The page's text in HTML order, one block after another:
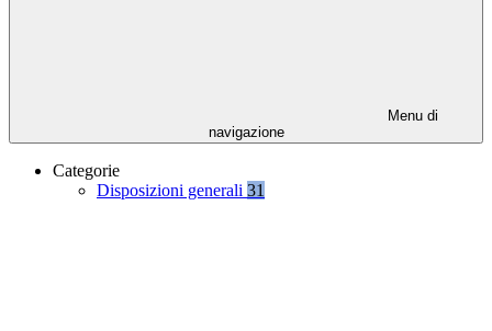
Menu di
navigazione
Categorie
Disposizioni generali 31